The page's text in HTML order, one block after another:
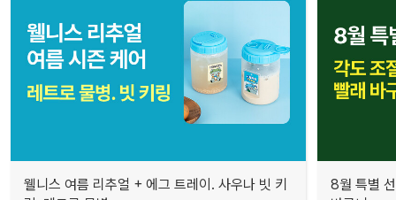
웰니스 여름 리추얼 + 에그 트레이. 사우나 빗 키
8월 특별